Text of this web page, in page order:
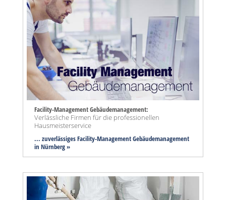
Facility-Management Gebäudemanagement:
Verlässliche Firmen für die professionellen
Hausmeisterservice
... zuverlässiges Facility-Management Gebäudemanagement
in Nürnberg »